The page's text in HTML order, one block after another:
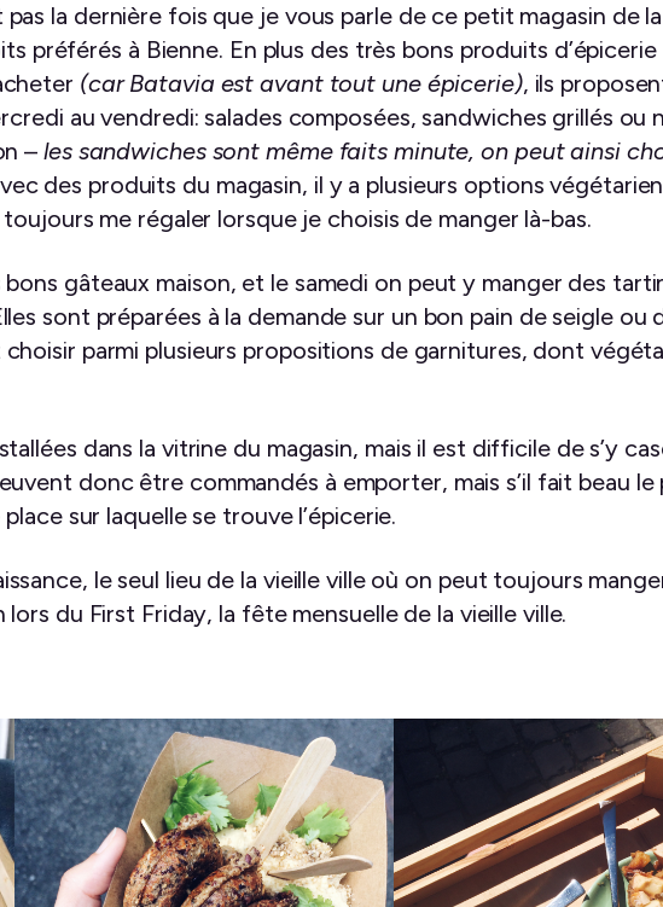
la dernière fois que je vous parle de ce petit magasin de
préférés à Bienne. En plus des très bons produits
(car Batavia est avant tout une épicerie), ils
au vendredi: salades composées, sandwiches grillés ou
–les sandwiches sont même faits minute, on peut ainsi
des produits du magasin, il y a plusieurs options
me régaler lorsque je choisis de manger là-bas.
gâteaux maison, et le samedi on peut y manger des
sont préparées à la demande sur un bon pain de seigle ou
parmi plusieurs propositions de garnitures, dont
dans la vitrine du magasin, mais il est difficile de s’y
donc être commandés à emporter, mais s’il fait beau le
sur laquelle se trouve l’épicerie.
le seul lieu de la vieille ville où on peut toujours
du First Friday, la fête mensuelle de la vieille ville.